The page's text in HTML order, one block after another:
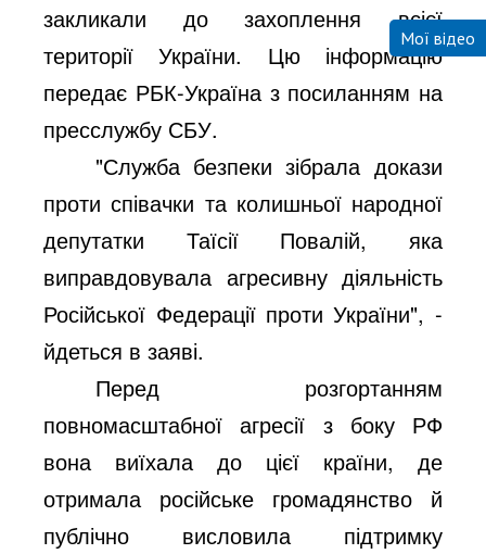
закликали до захоплення всієї
території України. Цю інформацію
передає РБК-Україна з посиланням на
пресслужбу СБУ.
"Служба безпеки зібрала докази
проти співачки та колишньої народної
депутатки Таїсії Повалій, яка
виправдовувала агресивну діяльність
Російської Федерації проти України", -
йдеться в заяві.
Перед розгортанням
повномасштабної агресії з боку РФ
вона виїхала до цієї країни, де
отримала російське громадянство й
публічно висловила підтримку
Мої відео